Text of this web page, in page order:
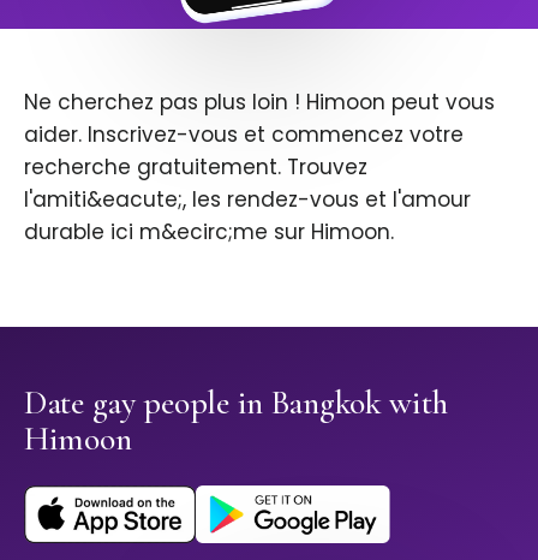
Ne cherchez pas plus loin ! Himoon peut vous
aider. Inscrivez-vous et commencez votre
recherche gratuitement. Trouvez
l'amiti&eacute;, les rendez-vous et l'amour
durable ici m&ecirc;me sur Himoon.
Date gay people in Bangkok with
Himoon